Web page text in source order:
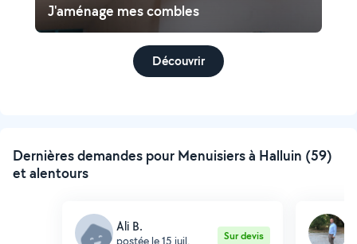
J'aménage mes combles
Découvrir
Dernières demandes pour Menuisiers à Halluin (59)
et alentours
Ali B.
postée le 15 juil. Sur devis